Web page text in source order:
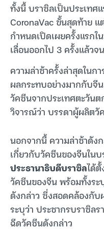
ทั้งนี้ บราซิลเป็นประเทศ
CoronaVac ขั้นสุดท้าย
กำหนดเปิดเผยครั้งแรก
เลื่อนออกไป 3 ครั้งแล้ว
ความล่าช้าครั้งล่าสุดในก
ผลกระทบอย่างมากกับ
วัคซีนจากประเทศตะวัน
วิจารณ์ว่า บรรดาผู้ผลิตวั
นอกจากนี้ ความล่าช้าดัง
เกี่ยวกับวัคซีนของจีนในบ
ประธานาธิบดีบราซิลได้
วัคซีนของจีน พร้อมทั้งระ
ดังกล่าว ซึ่งสอดคล้องกับ
ระบุว่า ประชากรบราซิล
ฉีดวัคซีนดังกล่าว